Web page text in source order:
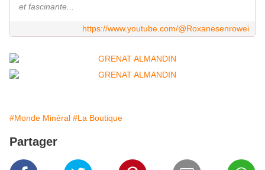
et fascinante...
https://www.youtube.com/@Roxanesenrowei
#Monde Minéral #La Boutique
Partager